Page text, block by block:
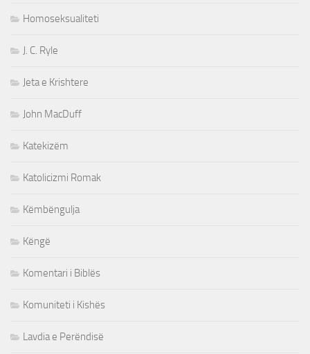
Homoseksualiteti
J. C. Ryle
Jeta e Krishtere
John MacDuff
Katekizëm
Katolicizmi Romak
Këmbëngulja
Këngë
Komentari i Biblës
Komuniteti i Kishës
Lavdia e Perëndisë